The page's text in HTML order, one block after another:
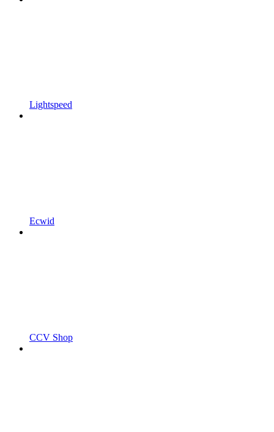
Lightspeed
Ecwid
CCV Shop